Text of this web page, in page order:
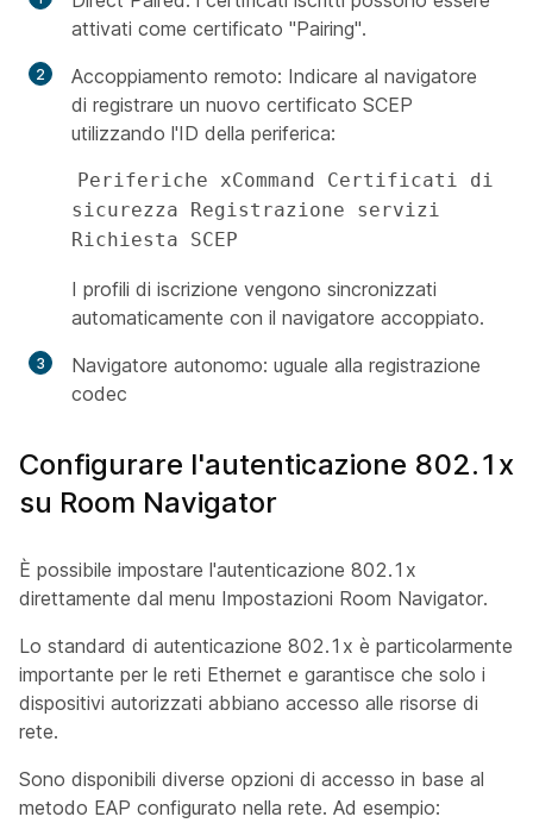
attivati come certificato "Pairing".
Accoppiamento remoto: Indicare al navigatore
di registrare un nuovo certificato SCEP
utilizzando l'ID della periferica:
Periferiche xCommand Certificati di
sicurezza Registrazione servizi
Richiesta SCEP
I profili di iscrizione vengono sincronizzati
automaticamente con il navigatore accoppiato.
Navigatore autonomo: uguale alla registrazione
codec
Configurare l'autenticazione 802.1x
su Room Navigator
È possibile impostare l'autenticazione 802.1x
direttamente dal menu Impostazioni Room Navigator.
Lo standard di autenticazione 802.1x è particolarmente
importante per le reti Ethernet e garantisce che solo i
dispositivi autorizzati abbiano accesso alle risorse di
rete.
Sono disponibili diverse opzioni di accesso in base al
metodo EAP configurato nella rete. Ad esempio: